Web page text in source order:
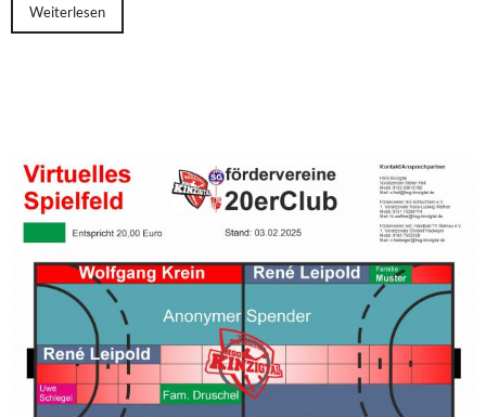
Weiterlesen